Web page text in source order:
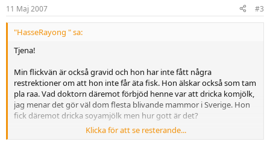
11 Maj 2007 #3
"HasseRayong " sa:
Tjena!
Min flickvän är också gravid och hon har inte fått några
restrektioner om att hon inte får äta fisk. Hon älskar också som tam
pla raa. Vad doktorn däremot förbjöd henne var att dricka komjölk,
jag menar det gör väl dom flesta blivande mammor i Sverige. Hon
fick däremot dricka soyamjölk men hur gott är det?
Klicka för att se resterande...